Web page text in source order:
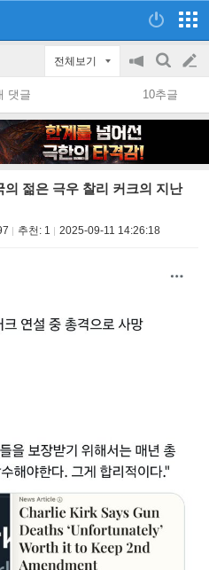
전체보기
공
지
on/off
검
색
글
쓰
댓글 10추글
의 젊은 극우 찰리 커크의 지난
추천: 1 2025-09-11 14:26:18